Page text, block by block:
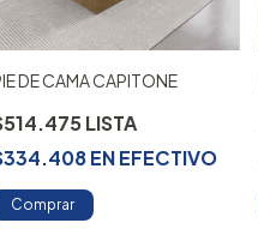
DE CAMA CAPITONE
ENEFECTIVO
Comprar